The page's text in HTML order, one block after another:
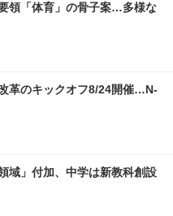
領「体育」の骨子案…多様な
革のキックオフ8/24開催…N-
域」付加、中学は新教科創設